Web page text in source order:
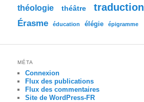
théologie théâtre traduction
Érasme éducation élégie épigramme
MÉTA
Connexion
Flux des publications
Flux des commentaires
Site de WordPress-FR